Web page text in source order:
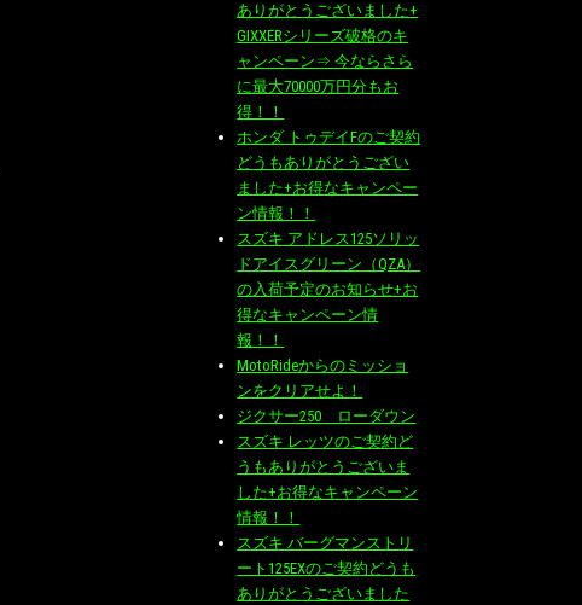
ありがとうございました+
GIXXERシリーズ破格のキ
ャンペーン⇒ 今ならさら
に最大70000万円分もお
得！！
ホンダ トゥデイFのご契約
どうもありがとうござい
ました+お得なキャンペー
ン情報！！
スズキ アドレス125ソリッ
ドアイスグリーン（QZA）
の入荷予定のお知らせ+お
得なキャンペーン情
報！！
MotoRideからのミッショ
ンをクリアせよ！
ジクサー250 ローダウン
スズキ レッツのご契約ど
うもありがとうございま
した+お得なキャンペーン
情報！！
スズキ バーグマンストリ
ート125EXのご契約どうも
ありがとうございました